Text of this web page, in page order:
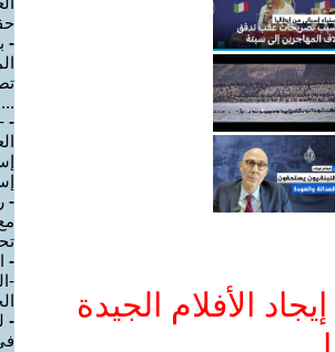
الأفلام الجيدة
-
...
-
-
تحدد 3
-
-
-